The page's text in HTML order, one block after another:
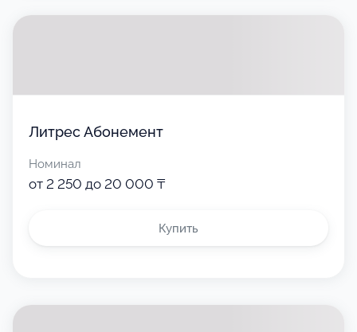
Литрес Абонемент
Номинал
от 2 250 до 20 000 ₸
Купить